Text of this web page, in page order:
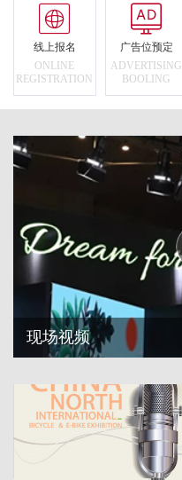

线上报名
ONLINE
REGISTRATION

广告位预定
ADVERTISING
BOOLING
现场视频